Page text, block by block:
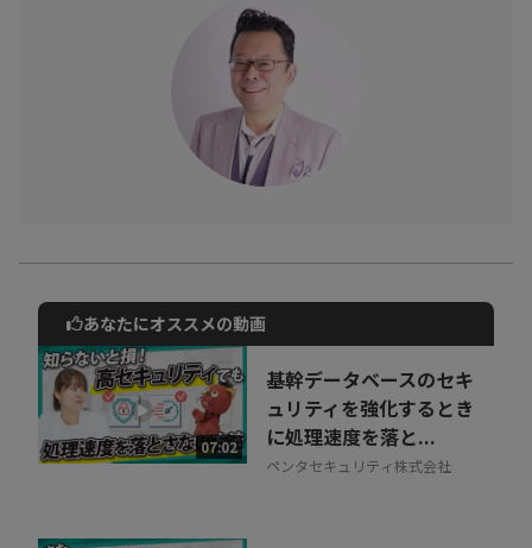
動画でご紹介しているサービスについて
お気軽にご相談・ご質問いただけます！
30秒でお申し込み可能
相談を希望する 無料
あなたにオススメの動画
07:02
基幹データベースのセキ
ュリティを強化するとき
に処理速度を落と...
ペンタセキュリティ株式会社